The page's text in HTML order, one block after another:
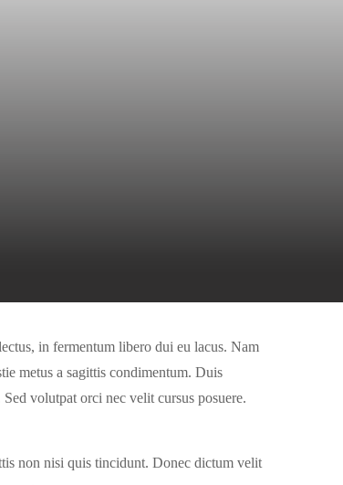
in fermentum libero dui eu lacus. Nam
metus a sagittis condimentum. Duis
volutpat orci nec velit cursus posuere.
non nisi quis tincidunt. Donec dictum velit